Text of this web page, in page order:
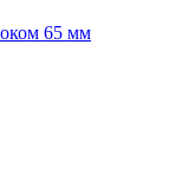
65 мм